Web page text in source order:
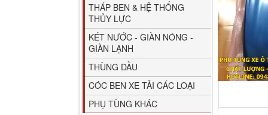
THÁP BEN & HỆ THỐNG
THỦY LỰC
KÉT NƯỚC - GIÀN NÓNG -
GIÀN LẠNH
THÙNG DẦU
CÓC BEN XE TẢI CÁC LOẠI
PHỤ TÙNG KHÁC
80YHCB-60 Bơm xăng
dầu 60m3/h...